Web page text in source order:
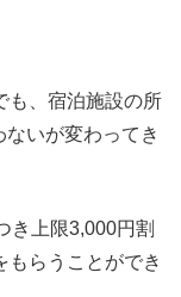
も、宿泊施設の所
いが変わってき
き上限3,000円割
もらうことができ